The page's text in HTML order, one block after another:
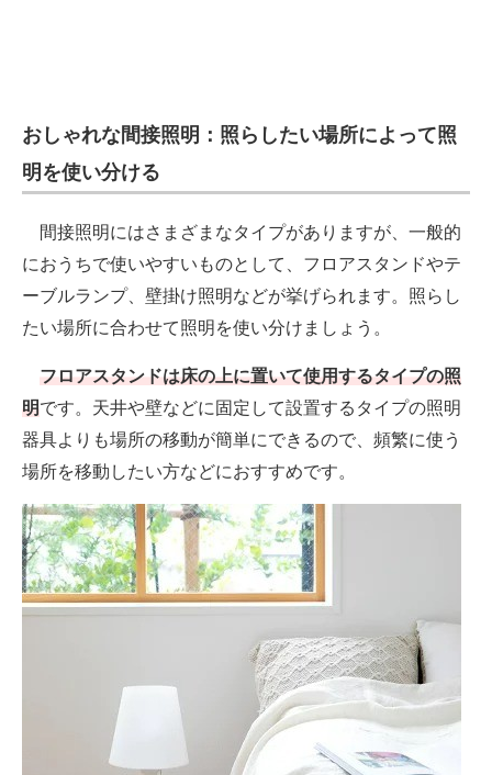
建設×テクノロジーの最前線
ちょっと気になるネットの話題
おしゃれな間接照明：照らしたい場所によって照
明を使い分ける
間接照明にはさまざまなタイプがありますが、一般的
におうちで使いやすいものとして、フロアスタンドやテ
ーブルランプ、壁掛け照明などが挙げられます。照らし
たい場所に合わせて照明を使い分けましょう。
フロアスタンドは床の上に置いて使用するタイプの照
明です。天井や壁などに固定して設置するタイプの照明
器具よりも場所の移動が簡単にできるので、頻繁に使う
場所を移動したい方などにおすすめです。